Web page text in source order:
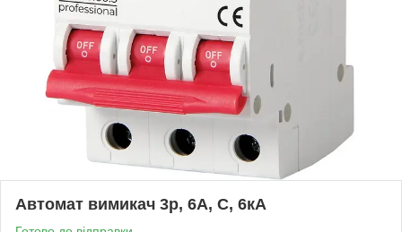
Автомат вимикач 3р, 6А, C, 6кА